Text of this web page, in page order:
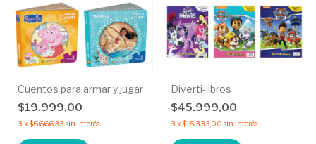
Cuentos para armar y jugar
$19.999,00
3 x$6.666,33 sin interés
Diverti-libros
$45.999,00
3 x$15.333,00 sin interés